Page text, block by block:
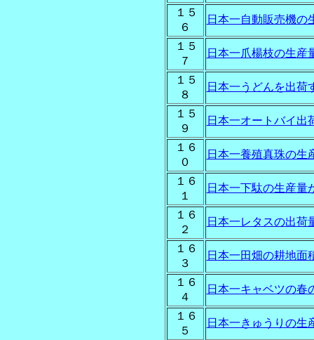
１５
６
日本一自動販売機の
１５
７
日本一爪楊枝の生産
１５
８
日本一うどんを出荷
１５
９
日本一オートバイ出
１６
０
日本一養殖真珠の生
１６
１
日本一下駄の生産量
１６
２
日本一レタスの出荷
１６
３
日本一田畑の耕地面
１６
４
日本一キャベツの春
１６
５
日本一きゅうりの生